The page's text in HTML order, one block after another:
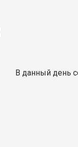
В данный день